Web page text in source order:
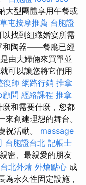
大型團體享用午餐或
草屯按摩推薦 台胞證
找到組織婚宴所需
和陶器——餐廳已經
由夫婦倆來買單並
可以讓您將它們用
復師 網路行銷 推拿
顧問 經絡課程 推拿
和需要什麼，您都
創建理想的舞台。
祝活動。 massage
台胞證台北 記帳士
密、最親愛的朋友
台北外燴 外燴點心 成
為永久性固定設施，